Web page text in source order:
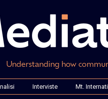
Understanding how
Interviste Mt.